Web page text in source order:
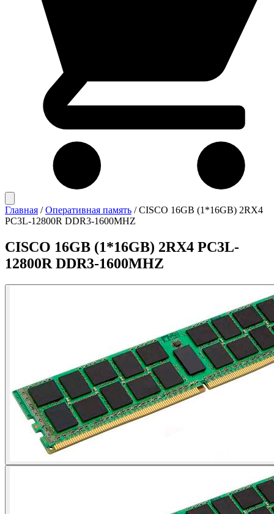
Главная / Оперативная память / CISCO 16GB (1*16GB) 2RX4
PC3L-12800R DDR3-1600MHZ
CISCO 16GB (1*16GB) 2RX4 PC3L-
12800R DDR3-1600MHZ